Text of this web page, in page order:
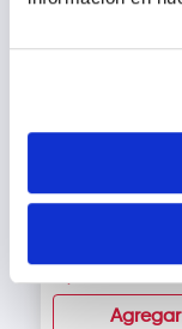
Saf Gel
Agregar